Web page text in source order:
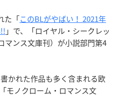
た「このBLがやばい！ 2021年
」で、「ロイヤル・シークレッ
マンス文庫刊）が小説部門第4
かれた作品も多く含まれる欧
モノクローム・ロマンス文